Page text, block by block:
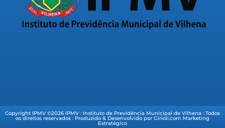
Copyright IPMV ©2026 IPMV : Instituto de Previdência Municipal de Vilhena : Todos
os direitos reservados : Produzido & Desenvolvido por Girioli.com Marketing
Estratégico